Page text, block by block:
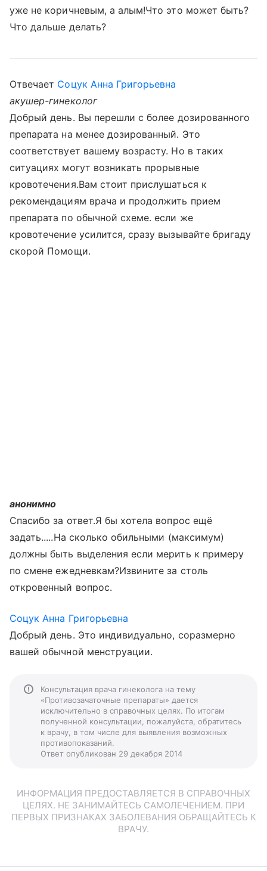
уже не коричневым, а алым!Что это может быть?
Что дальше делать?
Отвечает Соцук Анна Григорьевна
акушер-гинеколог
Добрый день. Вы перешли с более дозированного
препарата на менее дозированный. Это
соответствует вашему возрасту. Но в таких
ситуациях могут возникать прорывные
кровотечения.Вам стоит прислушаться к
рекомендациям врача и продолжить прием
препарата по обычной схеме. если же
кровотечение усилится, сразу вызывайте бригаду
скорой Помощи.
анонимно
Спасибо за ответ.Я бы хотела вопрос ещё
задать.....На сколько обильными (максимум)
должны быть выделения если мерить к примеру
по смене ежедневкам?Извините за столь
откровенный вопрос.
Соцук Анна Григорьевна
Добрый день. Это индивидуально, соразмерно
вашей обычной менструации.
Консультация врача гинеколога на тему
«Противозачаточные препараты» дается
исключительно в справочных целях. По итогам
полученной консультации, пожалуйста, обратитесь
к врачу, в том числе для выявления возможных
противопоказаний.
Ответ опубликован 29 декабря 2014
ИНФОРМАЦИЯ ПРЕДОСТАВЛЯЕТСЯ В СПРАВОЧНЫХ
ЦЕЛЯХ. НЕ ЗАНИМАЙТЕСЬ САМОЛЕЧЕНИЕМ. ПРИ
ПЕРВЫХ ПРИЗНАКАХ ЗАБОЛЕВАНИЯ ОБРАЩАЙТЕСЬ К
ВРАЧУ.